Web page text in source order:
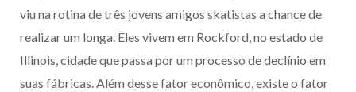
viu na rotina de três jovens amigos skatistas a chance de
realizar um longa. Eles vivem em Rockford, no estado de
Illinois, cidade que passa por um processo de declínio em
suas fábricas. Além desse fator econômico, existe o fator